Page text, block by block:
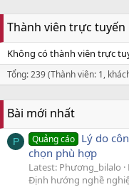
Thành viên trực tuyến
Không có thành viên trực
Tổng: 239 (Thành viên: 1,
Bài mới nhất
P Quảng cáo Lý do
chọn phù hợp
Latest: Phương_bilalo
Định hướng nghề